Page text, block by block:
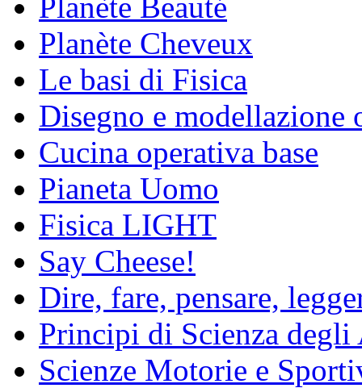
Planète Cheveux
Le basi di Fisica
Disegno e modellazione
Cucina operativa base
Pianeta Uomo
Fisica LIGHT
Say Cheese!
Dire, fare, pensare,
Principi di Scienza
Scienze Motorie e